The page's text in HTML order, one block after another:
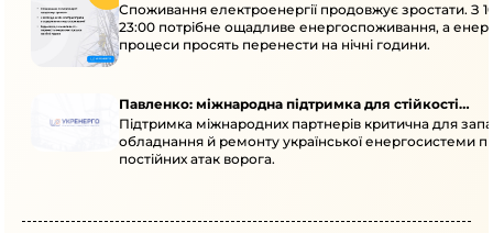
Споживання електроенергії продовжує зростати. З
23:00 потрібне ощадливе енергоспоживання, а
процеси просять перенести на нічні години.
Павленко: міжнародна підтримка для стійкості
енергосистеми
Підтримка міжнародних партнерів критична для
обладнання й ремонту української енергосистеми
постійних атак ворога.